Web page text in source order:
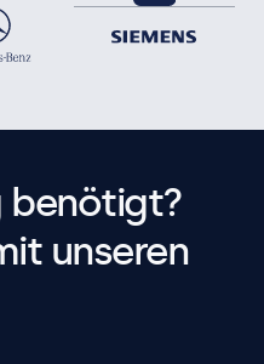
benötigt?
unseren